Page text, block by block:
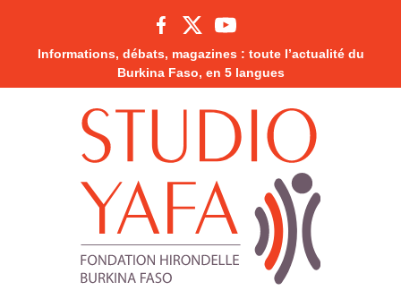
Informations, débats, magazines : toute l’actualité du
Burkina Faso, en 5 langues